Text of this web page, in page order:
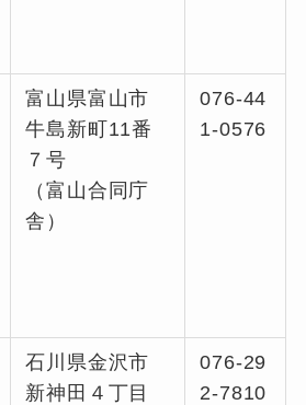
富山県富山市
牛島新町11番
７号
（富山合同庁
舎）
076-44
1-0576
石川県金沢市
新神田４丁目
076-29
2-7810